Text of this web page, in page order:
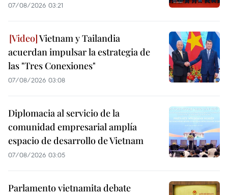
07/08/2026 03:21
Vietnam y Tailandia
acuerdan impulsar la estrategia de
las "Tres Conexiones"
07/08/2026 03:08
Diplomacia al servicio de la
comunidad empresarial amplía
espacio de desarrollo de Vietnam
07/08/2026 03:05
Parlamento vietnamita debate